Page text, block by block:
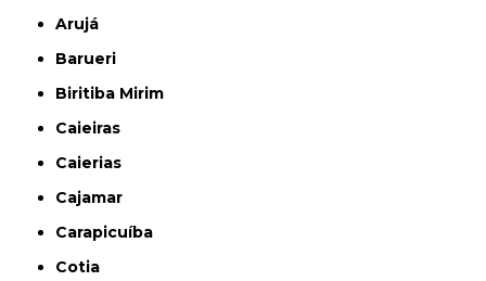
Arujá
Barueri
Biritiba Mirim
Caieiras
Caierias
Cajamar
Carapicuíba
Cotia